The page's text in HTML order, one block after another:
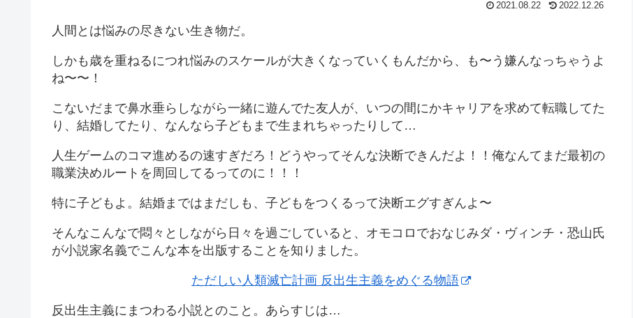
2021.08.22 2022.12.26
人間とは悩みの尽きない生き物だ。
しかも歳を重ねるにつれ悩みのスケールが大きくなっていくもんだから、も〜う嫌んなっちゃうよ
ね〜〜！
こないだまで鼻水垂らしながら一緒に遊んでた友人が、いつの間にかキャリアを求めて転職してた
り、結婚してたり、なんなら子どもまで生まれちゃったりして…
人生ゲームのコマ進めるの速すぎだろ！どうやってそんな決断できんだよ！！俺なんてまだ最初の
職業決めルートを周回してるってのに！！！
特に子どもよ。結婚まではまだしも、子どもをつくるって決断エグすぎんよ〜
そんなこんなで悶々としながら日々を過ごしていると、オモコロでおなじみダ・ヴィンチ・恐山氏
が小説家名義でこんな本を出版することを知りました。
ただしい人類滅亡計画 反出生主義をめぐる物語
反出生主義にまつわる小説とのこと。あらすじは…